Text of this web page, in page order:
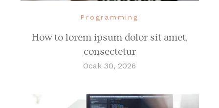
Programming
How to lorem ipsum dolor sit amet,
consectetur
Ocak 30, 2026